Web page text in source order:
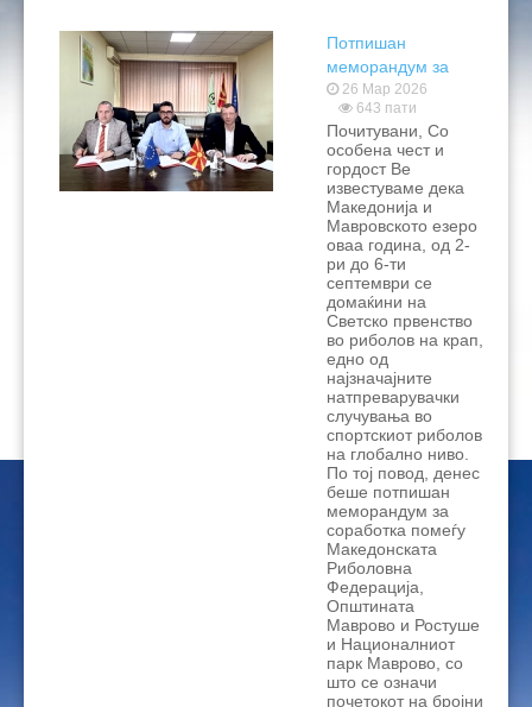
Потпишан
меморандум за
соработка со НП
Маврово и општина
Маврово и Ростуше
26 Мар 2026
643 пати
Почитувани, Со
особена чест и
гордост Ве
известуваме дека
Македонија и
Мавровското езеро
оваа година, од 2-
ри до 6-ти
септември се
домаќини на
Светско првенство
во риболов на крап,
едно од
најзначајните
натпреварувачки
случувања во
спортскиот риболов
на глобално ниво.
По тој повод, денес
беше потпишан
меморандум за
соработка помеѓу
Македонската
Риболовна
Федерација,
Општината
Маврово и Ростуше
и Националниот
парк Маврово, со
што се означи
почетокот на бројни